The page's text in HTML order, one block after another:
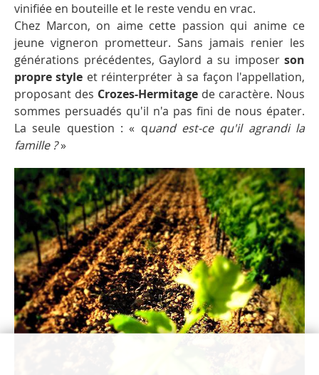
vinifiée en bouteille et le reste vendu en vrac.
Chez Marcon, on aime cette passion qui anime ce
jeune vigneron prometteur. Sans jamais renier les
générations précédentes, Gaylord a su imposer son
propre style et réinterpréter à sa façon l'appellation,
proposant des Crozes-Hermitage de caractère. Nous
sommes persuadés qu'il n'a pas fini de nous épater.
La seule question : « quand est-ce qu'il agrandi la
famille ?»